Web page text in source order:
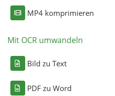
MP4 komprimieren
Mit OCR umwandeln
Bild zu Text
PDF zu Word